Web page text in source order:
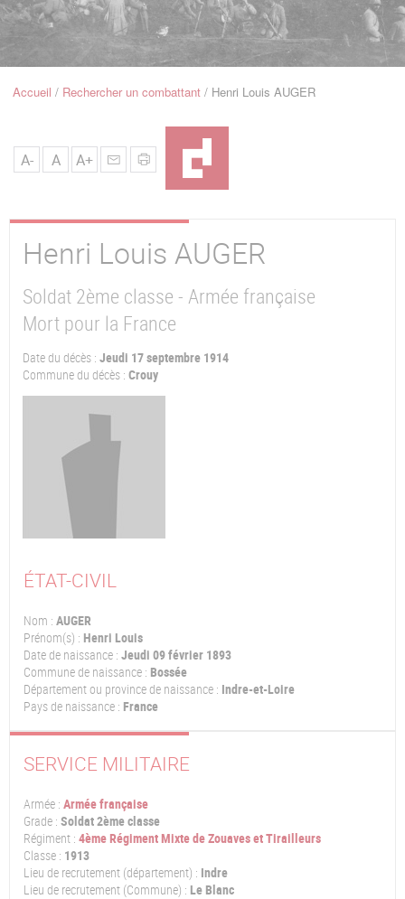
Navigation
FilAccueil Rechercher un combattant Henri Louis AUGER
A- A A+
Henri Louis AUGER
Soldat 2ème classe - Armée française
Mort pour la France
Date du décès : Jeudi 17 septembre 1914
Commune du décès : Crouy
ÉTAT-CIVIL
Nom : AUGER
Prénom(s) : Henri Louis
Date de naissance : Jeudi 09 février 1893
Commune de naissance : Bossée
Département ou province de naissance : Indre-et-Loire
Pays de naissance : France
SERVICE MILITAIRE
Armée : Armée française
Grade : Soldat 2ème classe
Régiment : 4ème Régiment Mixte de Zouaves et Tirailleurs
Classe : 1913
Lieu de recrutement (département) : Indre
Lieu de recrutement (Commune) : Le Blanc